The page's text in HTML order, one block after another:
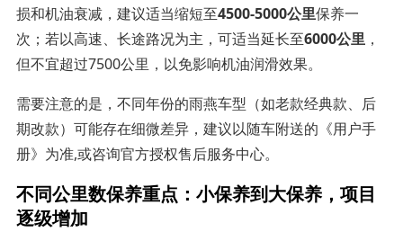
损和机油衰减，建议适当缩短至4500-5000公里保养一
次；若以高速、长途路况为主，可适当延长至6000公里，
但不宜超过7500公里，以免影响机油润滑效果。
需要注意的是，不同年份的雨燕车型（如老款经典款、后
期改款）可能存在细微差异，建议以随车附送的《用户手
册》为准,或咨询官方授权售后服务中心。
不同公里数保养重点：小保养到大保养，项目
逐级增加